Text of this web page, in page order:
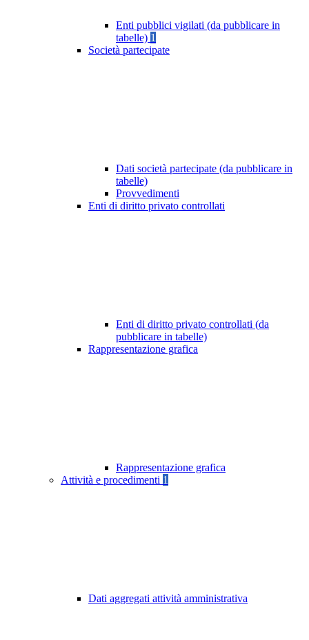
Enti pubblici vigilati (da pubblicare in
tabelle) 1
Società partecipate
Dati società partecipate (da pubblicare in
tabelle)
Provvedimenti
Enti di diritto privato controllati
Enti di diritto privato controllati (da
pubblicare in tabelle)
Rappresentazione grafica
Rappresentazione grafica
Attività e procedimenti 1
Dati aggregati attività amministrativa